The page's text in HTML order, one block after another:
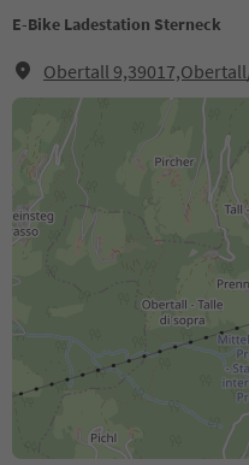
E-Bike Ladestation Sterneck
Obertall